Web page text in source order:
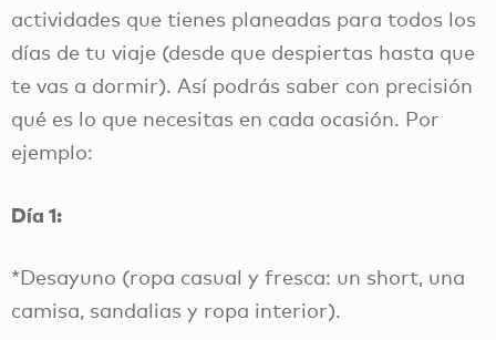
actividades que tienes planeadas para todos los
días de tu viaje (desde que despiertas hasta que
te vas a dormir). Así podrás saber con precisión
qué es lo que necesitas en cada ocasión. Por
ejemplo:
Día 1:
*Desayuno (ropa casual y fresca: un short, una
camisa, sandalias y ropa interior).